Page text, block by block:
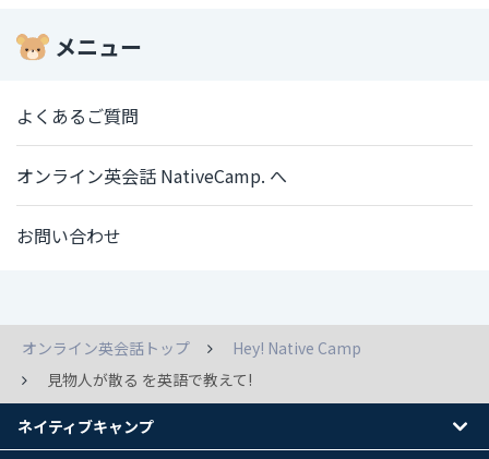
メニュー
よくあるご質問
オンライン英会話 NativeCamp. へ
お問い合わせ
オンライン英会話トップ
Hey! Native Camp
見物人が散る を英語で教えて!
ネイティブキャンプ